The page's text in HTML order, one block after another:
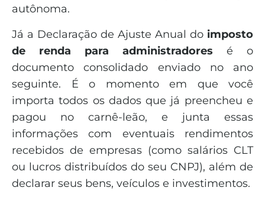
autônoma.
Já a Declaração de Ajuste Anual do imposto
de renda para administradores é o
documento consolidado enviado no ano
seguinte. É o momento em que você
importa todos os dados que já preencheu e
pagou no carnê-leão, e junta essas
informações com eventuais rendimentos
recebidos de empresas (como salários CLT
ou lucros distribuídos do seu CNPJ), além de
declarar seus bens, veículos e investimentos.